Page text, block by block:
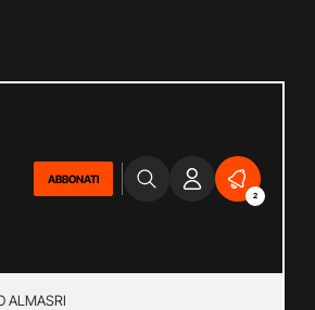
ABBONATI
2
ALMASRI